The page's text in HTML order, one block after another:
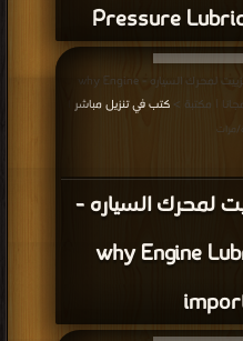
Pressure
لمحرك السياره -
why Engine
قراءة و تحميل كتاب كتاب أهمية نظام التزييت لمحرك السياره - why Engine
كتب في تنزيل مباشر
مرات